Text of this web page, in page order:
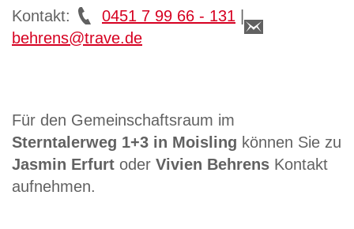
Kontakt: 0451 7 99 66 - 131
behrens@trave.de
Für den Gemeinschaftsraum im
Sterntalerweg 1+3 in Moisling können Sie zu
Jasmin Erfurt oder Vivien Behrens Kontakt
aufnehmen.